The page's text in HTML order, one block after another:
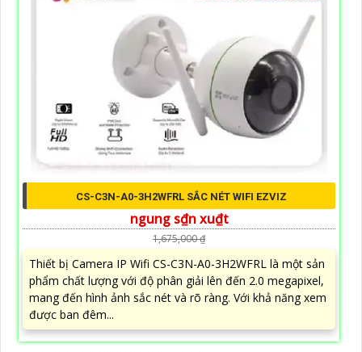
CS-C3N-A0-3H2WFRL SẮC NÉT WIFI EZVIZ
ngung s₫n xu₫t
1,675,000 ₫
Thiết bị Camera IP Wifi CS-C3N-A0-3H2WFRL là một sản
phẩm chất lượng với độ phân giải lên đến 2.0 megapixel,
mang đến hình ảnh sắc nét và rõ ràng. Với khả năng xem
được ban đêm...